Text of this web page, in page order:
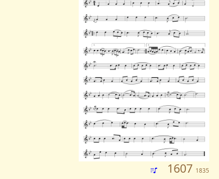
1607 1835